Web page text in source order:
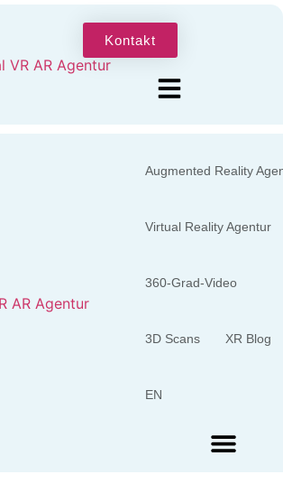
Kontakt
Augmented Reality
Virtual Reality Agentur
360-Grad-Video
3D Scans XR Blog
EN